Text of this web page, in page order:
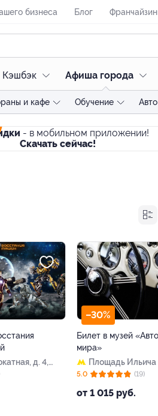
бизнеса Блог
Кэшбэк Афиша города
и кафе Обучение Авто
- в мобильном приложении!
Скачать сейчас!
д. 4,
–30%
Билет в музей
мира»
Площадь Ильича
от 1 015 руб.
5.0 (19)